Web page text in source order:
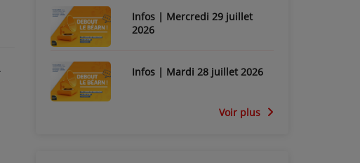
Infos | Mercredi 29 juillet
2026
Infos | Mardi 28 juillet 2026
Voir plus